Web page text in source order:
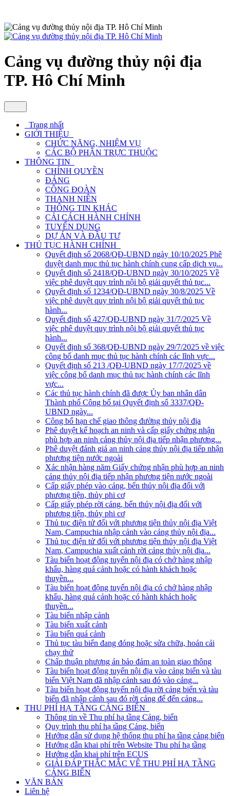
Cảng vụ đường thủy nội địa
TP. Hô Chí Minh
Trang nhất
GIỚI THIỆU
CHỨC NĂNG, NHIỆM VỤ
CÁC BỘ PHẬN TRỰC THUỘC
THÔNG TIN
CHÍNH QUYỀN
ĐẢNG
CÔNG ĐOÀN
THANH NIÊN
THÔNG TIN KHÁC
CẢI CÁCH HÀNH CHÍNH
TUYỂN DỤNG
DỰ ÁN VÀ ĐẦU TƯ
THỦ TỤC HÀNH CHÍNH
Quyết định số 2068/QĐ-UBND ngày 10/10/2025 Phê
duyệt danh mục thủ tục hành chính cung cấp dịch vụ...
Quyết định số 2418/QĐ-UBND ngày 30/10/2025 Về
việc phê duyệt quy trình nội bộ giải quyết thủ tục...
Quyết định số 1234/QĐ-UBND ngày 30/8/2025 Về
việc phê duyệt quy trình nội bộ giải quyết thủ tục
hành...
Quyết định số 427/QĐ-UBND ngày 31/7/2025 Về
việc phê duyệt quy trình nội bộ giải quyết thủ tục
hành...
Quyết định số 368/QĐ-UBND ngày 29/7/2025 về việc
công bố danh mục thủ tục hành chính các lĩnh vực...
Quyết định số 213 /QĐ-UBND ngày 17/7/2025 về
việc công bố danh mục thủ tục hành chính các lĩnh
vực...
Các thủ tục hành chính đã được Ủy ban nhân dân
Thành phố Công bố tại Quyết định số 3337/QĐ-
UBND ngày...
Công bố hạn chế giao thông đường thủy nội địa
Phê duyệt kế hoạch an ninh và cấp giấy chứng nhận
phù hợp an ninh cảng thủy nội địa tiếp nhận phương...
Phê duyệt đánh giá an ninh cảng thủy nội địa tiếp nhận
phương tiện nước ngoài
Xác nhận hàng năm Giấy chứng nhận phù hợp an ninh
cảng thủy nội địa tiếp nhận phương tiện nước ngoài
Cấp giấy phép vào cảng, bến thủy nội địa đối với
phương tiện, thủy phi cơ
Cấp giấy phép rời cảng, bến thủy nội địa đối với
phương tiện, thủy phi cơ
Thủ tục điện tử đối với phương tiện thủy nội địa Việt
Nam, Campuchia nhập cảnh vào cảng thủy nội địa...
Thủ tục điện tử đối với phương tiện thủy nội địa Việt
Nam, Campuchia xuất cảnh rời cảng thủy nội địa...
Tàu biển hoạt động tuyến nội địa có chở hàng nhập
khẩu, hàng quá cảnh hoặc có hành khách hoặc
thuyền...
Tàu biển hoạt động tuyến nội địa có chở hàng nhập
khẩu, hàng quá cảnh hoặc có hành khách hoặc
thuyền...
Tàu biển nhập cảnh
Tàu biển xuất cảnh
Tàu biển quá cảnh
Thủ tục tàu biển đang đóng hoặc sửa chữa, hoán cải
chạy thử
Chấp thuận phương án bảo đảm an toàn giao thông
Tàu biển hoạt động tuyến nội địa vào cảng biển và tàu
biển Việt Nam đã nhập cảnh sau đó vào cảng...
Tàu biển hoạt động tuyến nội địa rời cảng biển và tàu
biển đã nhập cảnh sau đó rời cảng để đến cảng...
THU PHÍ HẠ TẦNG CẢNG BIỂN
Thông tin về Thu phí hạ tầng Cảng, biển
Quy trình thu phí hạ tầng Cảng, biển
Hướng dẫn sử dụng hệ thống thu phí hạ tầng cảng biển
Hướng dẫn khai phí trên Website Thu phí hạ tầng
Hướng dẫn khai phí trên ECUS
GIẢI ĐÁP THẮC MẮC VÊ THU PHÍ HẠ TẦNG
CẢNG BIỂN
VĂN BẢN
Liên hệ